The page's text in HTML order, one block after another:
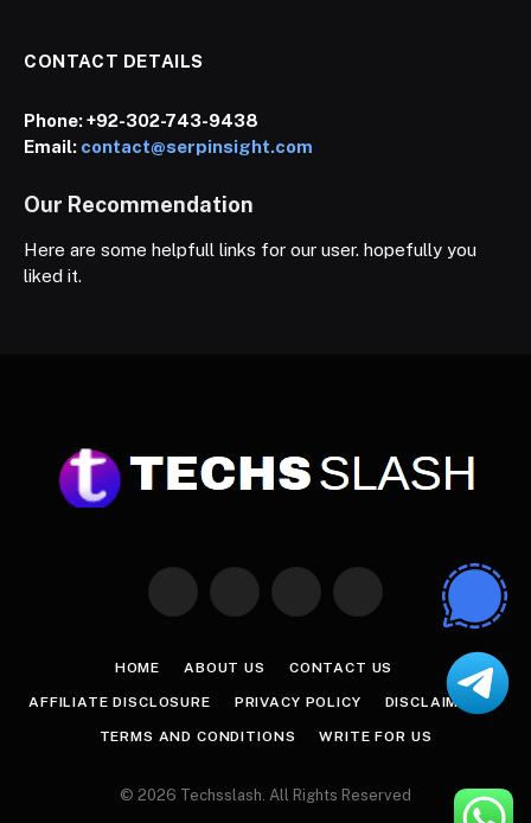
CONTACT DETAILS
Phone:+92-302-743-9438
Email: contact@serpinsight.com
Our Recommendation
Here are some helpfull links for our user. hopefully you
liked it.
Facebook Instagram Pinterest
HOME ABOUT US CONTACT US
AFFILIATE DISCLOSURE PRIVACY POLICY DISCLAIMER
TERMS AND CONDITIONS WRITE FOR US
© 2026 Techsslash. All Rights Reserved